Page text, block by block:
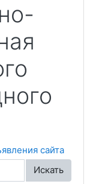
сайта
Искать